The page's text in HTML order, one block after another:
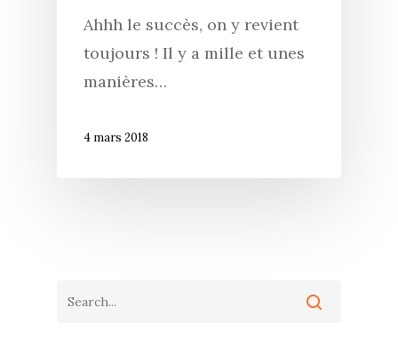
Ahhh le succès, on y revient
toujours ! Il y a mille et unes
manières…
4 mars 2018